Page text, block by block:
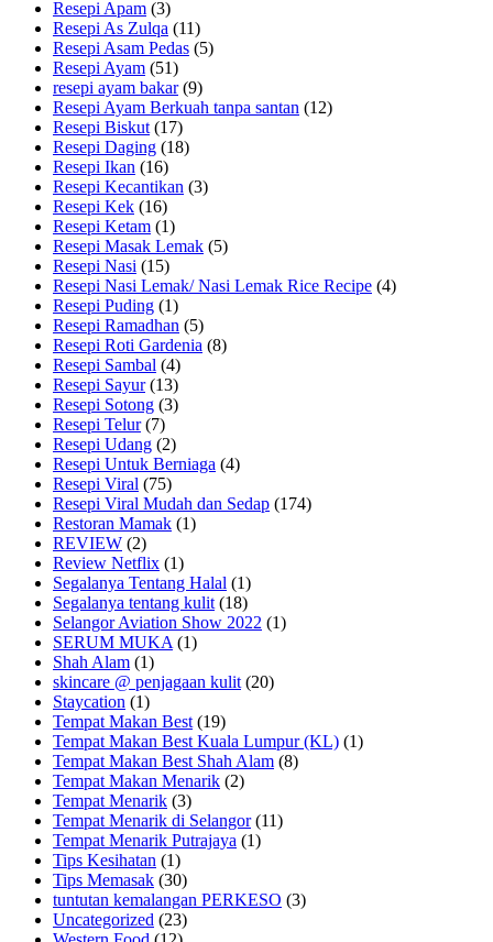
Resepi Apam (3)
Resepi As Zulqa (11)
Resepi Asam Pedas (5)
Resepi Ayam (51)
resepi ayam bakar(9)
Resepi Ayam Berkuah tanpa santan (12)
Resepi Biskut (17)
Resepi Daging (18)
Resepi Ikan (16)
Resepi Kecantikan (3)
Resepi Kek (16)
Resepi Ketam (1)
Resepi Masak Lemak (5)
Resepi Nasi (15)
Resepi Nasi Lemak/ Nasi Lemak Rice Recipe (4)
Resepi Puding (1)
Resepi Ramadhan (5)
Resepi Roti Gardenia (8)
Resepi Sambal (4)
Resepi Sayur(13)
Resepi Sotong (3)
Resepi Telur(7)
Resepi Udang (2)
Resepi Untuk Berniaga (4)
Resepi Viral (75)
Resepi Viral Mudah dan Sedap (174)
Restoran Mamak (1)
REVIEW (2)
Review Netflix (1)
Segalanya Tentang Halal (1)
Segalanya tentang kulit (18)
Selangor Aviation Show 2022 (1)
SERUM MUKA (1)
Shah Alam (1)
skincare @ penjagaan kulit (20)
Staycation (1)
Tempat Makan Best (19)
Tempat Makan Best Kuala Lumpur (KL) (1)
Tempat Makan Best Shah Alam (8)
Tempat Makan Menarik (2)
Tempat Menarik (3)
Tempat Menarik di Selangor(11)
Tempat Menarik Putrajaya (1)
Tips Kesihatan (1)
Tips Memasak (30)
tuntutan kemalangan PERKESO (3)
Uncategorized (23)